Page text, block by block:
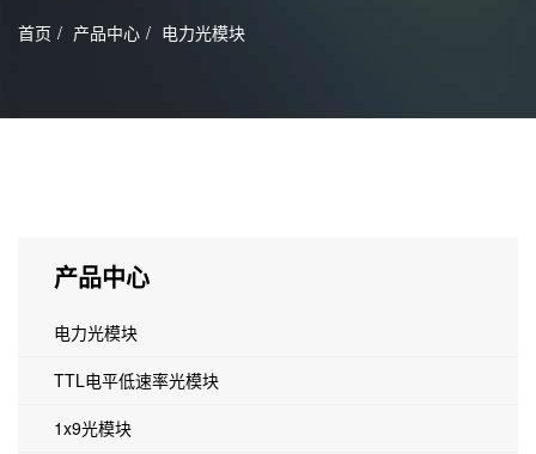
首页 产品中心 电力光模块
产品中心
电力光模块
TTL电平低速率光模块
1x9光模块